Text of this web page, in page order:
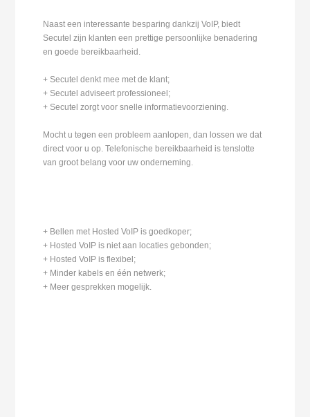
Naast een interessante besparing dankzij VoIP, biedt
Secutel zijn klanten een prettige persoonlijke benadering
en goede bereikbaarheid.
+ Secutel denkt mee met de klant;
+ Secutel adviseert professioneel;
+ Secutel zorgt voor snelle informatievoorziening.
Mocht u tegen een probleem aanlopen, dan lossen we dat
direct voor u op. Telefonische bereikbaarheid is tenslotte
van groot belang voor uw onderneming.
+ Bellen met Hosted VoIP is goedkoper;
+ Hosted VoIP is niet aan locaties gebonden;
+ Hosted VoIP is flexibel;
+ Minder kabels en één netwerk;
+ Meer gesprekken mogelijk.